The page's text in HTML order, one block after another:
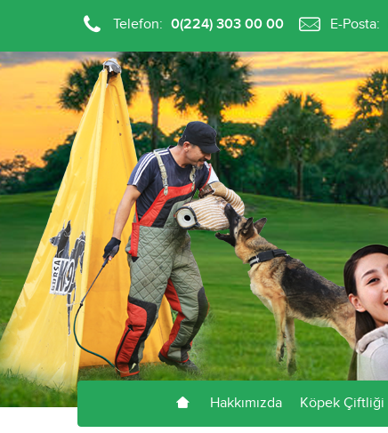
Telefon: 0(224) 303 00 00 E-Posta:
Hakkımızda Köpek Çiftliği